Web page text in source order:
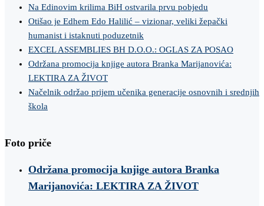
Na Edinovim krilima BiH ostvarila prvu pobjedu
Otišao je Edhem Edo Halilić – vizionar, veliki žepački
humanist i istaknuti poduzetnik
EXCEL ASSEMBLIES BH D.O.O.: OGLAS ZA POSAO
Održana promocija knjige autora Branka Marijanovića:
LEKTIRA ZA ŽIVOT
Načelnik održao prijem učenika generacije osnovnih i srednjih
škola
Foto priče
Održana promocija knjige autora Branka
Marijanovića: LEKTIRA ZA ŽIVOT